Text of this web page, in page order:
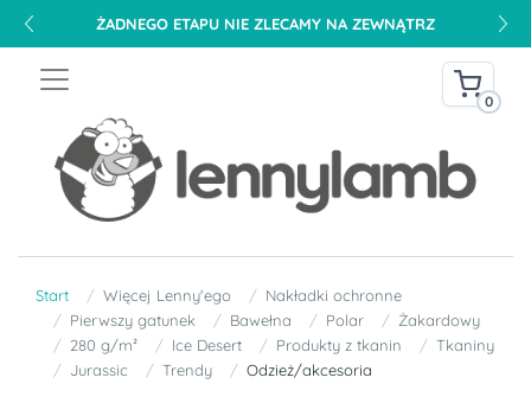
ŻADNEGO ETAPU NIE ZLECAMY NA ZEWNĄTRZ
0
Start Więcej Lenny'ego
Nakładki ochronne
Pierwszy gatunek
Bawełna Polar
Żakardowy
280 g/m²
Ice Desert Produkty z tkanin
Tkaniny
Jurassic
Trendy Odzież/akcesoria